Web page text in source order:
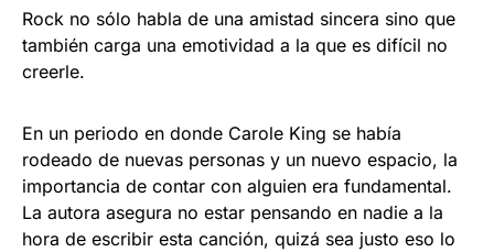
Rock no sólo habla de una amistad sincera sino que
también carga una emotividad a la que es difícil no
creerle.
En un periodo en donde Carole King se había
rodeado de nuevas personas y un nuevo espacio, la
importancia de contar con alguien era fundamental.
La autora asegura no estar pensando en nadie a la
hora de escribir esta canción, quizá sea justo eso lo